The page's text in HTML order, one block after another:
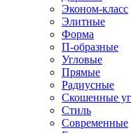
Эконом-класс
Элитные
Форма
П-образные
Угловые
Прямые
Радиусные
Скошенные
Стиль
Современные